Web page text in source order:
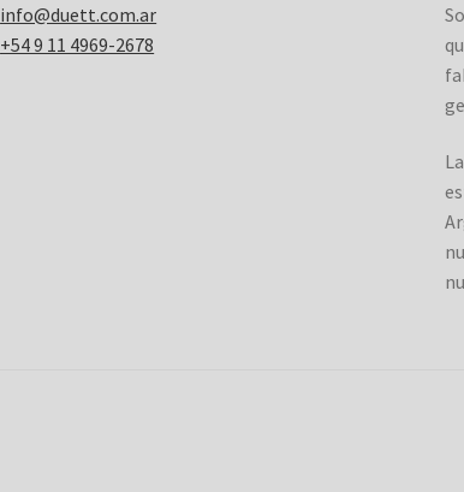
info@duett.com.ar
+54 9 11 4969-2678